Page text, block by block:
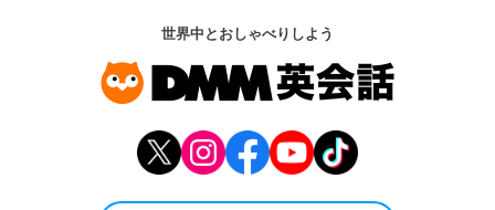
世界中とおしゃべりしよう